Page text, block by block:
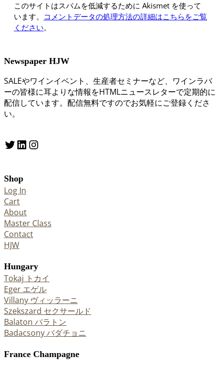
このサイトはスパムを低減するために Akismet を使って
います。 コメントデータの処理方法の詳細はこちらをご覧
ください。
Newspaper HJW
SALEやワインイベント、生産者セミナーなど、ワインラバ
ーの皆様に耳よりな情報をHTMLニュースレターで定期的に
配信しています。配信無料ですのでお気軽にご登録くださ
い。
Twitter LinkedIn Instagram
Shop
Log In
Cart
About
Master Class
Contact
HJW
Hungary
Tokaj トカイ
Eger エゲル
Villany ヴィッラーニ
Szekszard セクサールド
Balaton バラトン
Badacsony バダチョニ
France Champagne